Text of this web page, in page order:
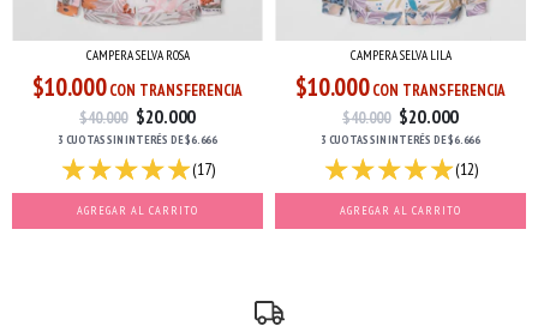
CAMPERA SELVA ROSA
$10.000 CON TRANSFERENCIA
$40.000 $20.000
3 CUOTASSIN INTERÉS DE$6.666
(17)
AGREGAR AL CARRITO
CAMPERA SELVA LILA
$10.000 CON TRANSFERENCIA
$40.000 $20.000
3 CUOTASSIN INTERÉS DE$6.666
(12)
AGREGAR AL CARRITO